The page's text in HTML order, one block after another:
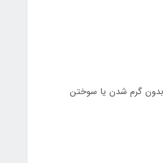
بدون گرم شدن یا سوختن